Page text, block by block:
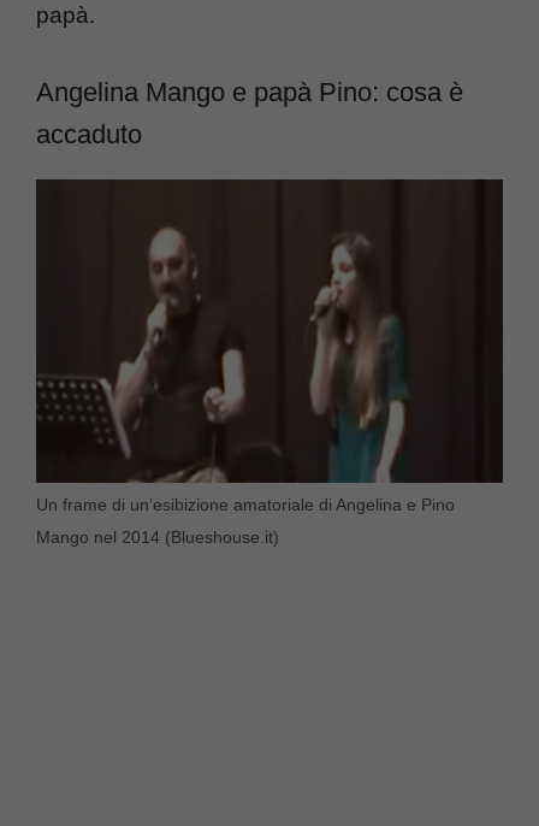
papà.
Angelina Mango e papà Pino: cosa è
accaduto
Un frame di un’esibizione amatoriale di Angelina e Pino
Mango nel 2014 (Blueshouse.it)